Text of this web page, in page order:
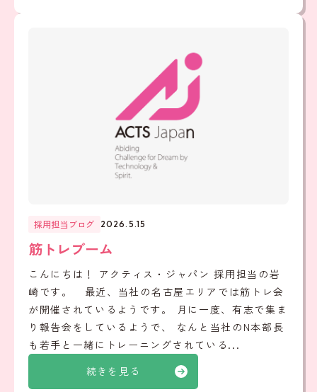
続きを見る
採用担当ブログ 2026.5.15
筋トレブーム
こんにちは！ アクティス・ジャパン 採用担当の岩
崎です。 最近、当社の名古屋エリアでは筋トレ会
が開催されているようです。 月に一度、有志で集ま
り報告会をしているようで、 なんと当社のN本部長
も若手と一緒にトレーニングされている...